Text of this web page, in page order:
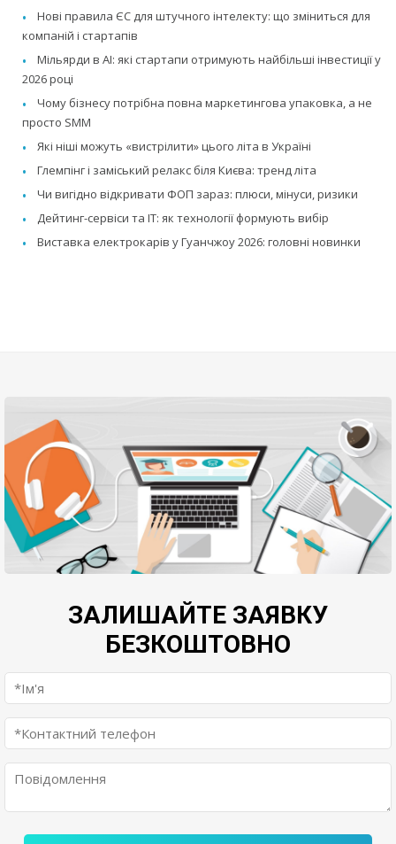
Нові правила ЄС для штучного інтелекту: що зміниться для
компаній і стартапів
Мільярди в AI: які стартапи отримують найбільші інвестиції у
2026 році
Чому бізнесу потрібна повна маркетингова упаковка, а не
просто SMM
Які ніші можуть «вистрілити» цього літа в Україні
Глемпінг і заміський релакс біля Києва: тренд літа
Чи вигідно відкривати ФОП зараз: плюси, мінуси, ризики
Дейтинг-сервіси та IT: як технології формують вибір
Виставка електрокарів у Гуанчжоу 2026: головні новинки
ЗАЛИШАЙТЕ ЗАЯВКУ
БЕЗКОШТОВНО